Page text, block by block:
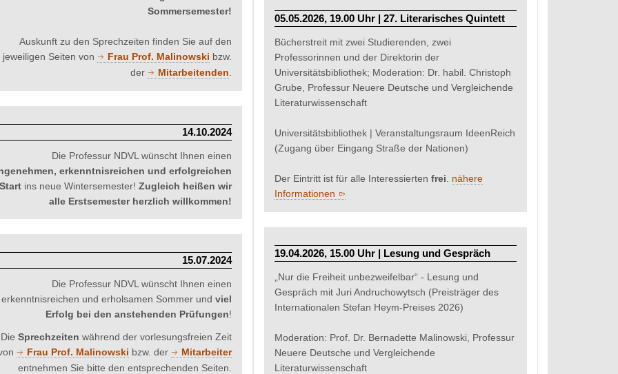
Sommersemester!
Auskunft zu den Sprechzeiten finden Sie auf den
jeweiligen Seiten von
Frau Prof. Malinowski bzw.
der
Mitarbeitenden
14.10.2024
Die Professur NDVL wünscht Ihnen einen
erkenntnisreichen und erfolgreichen
ins neue Wintersemester! Zugleich heißen wir
alle Erstsemester herzlich willkommen!
15.07.2024
Die Professur NDVL wünscht Ihnen einen
erkenntnisreichen und erholsamen Sommer und viel
Erfolg bei den anstehenden Prüfungen!
Die Sprechzeiten während der vorlesungsfreien Zeit
Frau Prof. Malinowski bzw. der
Mitarbeiter
entnehmen Sie bitte den entsprechenden Seiten.
05.05.2026, 19.00 Uhr | 27. Literarisches Quintett
Bücherstreit mit zwei Studierenden, zwei
Professorinnen und der Direktorin der
Universitätsbibliothek; Moderation: Dr. habil. Christoph
Grube, Professur Neuere Deutsche und Vergleichende
Literaturwissenschaft
Universitätsbibliothek | Veranstaltungsraum IdeenReich
(Zugang über Eingang Straße der Nationen)
Der Eintritt ist für alle Interessierten frei
nähere
Informationen
19.04.2026, 15.00 Uhr | Lesung und Gespräch
„Nur die Freiheit unbezweifelbar“ - Lesung und
Gespräch mit Juri Andruchowytsch (Preisträger des
Internationalen Stefan Heym-Preises 2026)
Moderation: Prof. Dr. Bernadette Malinowski, Professur
Neuere Deutsche und Vergleichende
Literaturwissenschaft